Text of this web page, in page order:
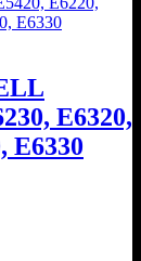
E6320,
E6330